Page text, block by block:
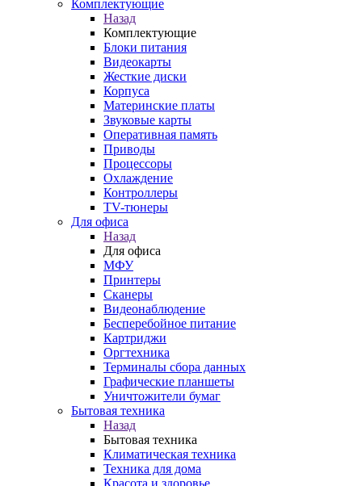
Комплектующие
Назад
Комплектующие
Блоки питания
Видеокарты
Жесткие диски
Корпуса
Материнские платы
Звуковые карты
Оперативная память
Приводы
Процессоры
Охлаждение
Контроллеры
TV-тюнеры
Для офиса
Назад
Для офиса
МФУ
Принтеры
Сканеры
Видеонаблюдение
Бесперебойное питание
Картриджи
Оргтехника
Терминалы сбора данных
Графические планшеты
Уничтожители бумаг
Бытовая техника
Назад
Бытовая техника
Климатическая техника
Техника для дома
Красота и здоровье